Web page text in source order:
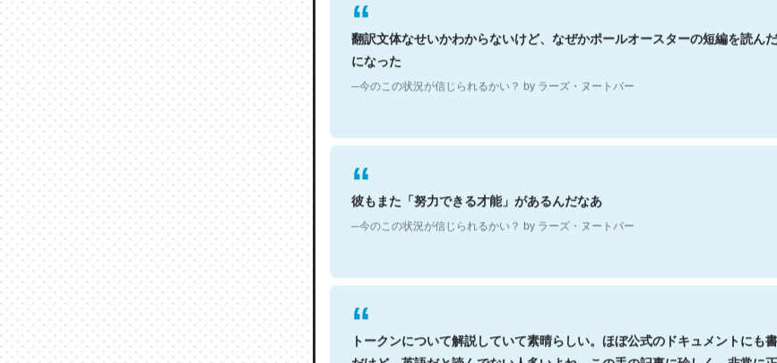
翻訳文体なせいかわからないけど、なぜかポールオースターの短編を読んだ
になった
─今のこの状況が信じられるかい？ by ラーズ・ヌートバー
彼もまた「努力できる才能」があるんだなあ
─今のこの状況が信じられるかい？ by ラーズ・ヌートバー
トークンについて解説していて素晴らしい。ほぼ公式のドキュメントにも書
だけど、英語だと読んでない人多いよね。この手の記事に珍しく、非常に